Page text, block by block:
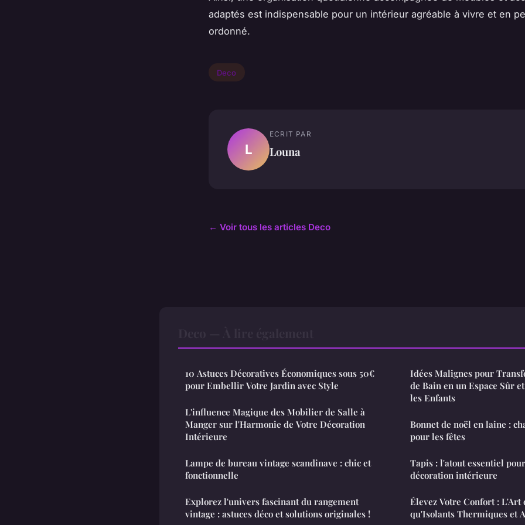
adaptés est indispensable pour un intérieur agréable à vivre et en
ordonné.
Deco
L
ECRIT PAR
Louna
← Voir tous les articles Deco
10 Astuces Décoratives Économiques sous 50€
pour Embellir Votre Jardin avec Style
L'influence Magique des Mobilier de Salle à
Manger sur l'Harmonie de Votre Décoration
Intérieure
Lampe de bureau vintage scandinave : chic et
fonctionnelle
Explorez l'univers fascinant du rangement
vintage : astuces déco et solutions originales !
Idées Malignes pour
de Bain en un Espace Sûr
les Enfants
Bonnet de noël en laine :
pour les fêtes
Tapis : l'atout essentiel
décoration intérieure
Élevez Votre Confort : L'Art
qu'Isolants Thermiques et